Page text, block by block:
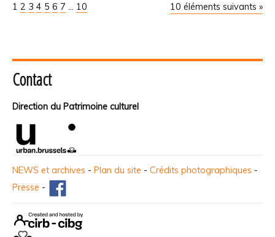
10 éléments suivants »
1 2 3 4 5 6 7 ... 10
Contact
Direction du Patrimoine culturel
NEWS et archives - Plan du site - Crédits photographiques -
Presse -